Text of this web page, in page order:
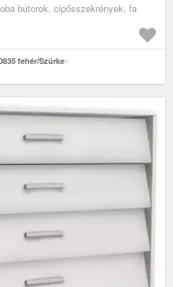
bútorok, cipősszekrények, fa
fehér/Szürke